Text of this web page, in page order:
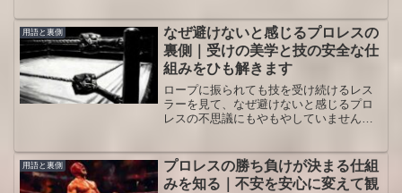
グ上のスペイン語マイクがぐっと身近に
感じられるようになるはずです。
用語と裏側
なぜ避けないと感じるプロレスの
裏側｜受けの美学と技の安全な仕
組みをひも解きます
ロープに振られても技を受け続けるレス
ラーを見て、なぜ避けないと感じるプロ
レスの不思議にもやもやしていません
味わい深くなるように整理した解説記事
です。
用語と裏側
プロレスの勝ち負けが決まる仕組
みを知る｜不安を安心に変えて観